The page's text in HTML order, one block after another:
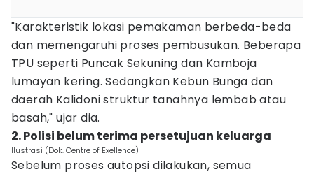
"Karakteristik lokasi pemakaman berbeda-beda
dan memengaruhi proses pembusukan. Beberapa
TPU seperti Puncak Sekuning dan Kamboja
lumayan kering. Sedangkan Kebun Bunga dan
daerah Kalidoni struktur tanahnya lembab atau
basah," ujar dia.
2. Polisi belum terima persetujuan keluarga
Ilustrasi (Dok. Centre of Exellence)
Sebelum proses autopsi dilakukan, semua